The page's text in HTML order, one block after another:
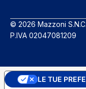
© 2026 Mazzoni
P.IVA 02047081209
LE TUE